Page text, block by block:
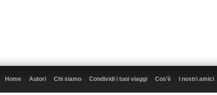
Home Autori Chi siamo Condividi i tuoi viaggi Cos’è I nostri amici